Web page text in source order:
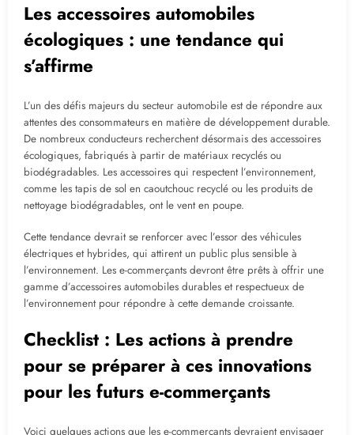
Les accessoires automobiles
écologiques : une tendance qui
s’affirme
L’un des défis majeurs du secteur automobile est de répondre aux
attentes des consommateurs en matière de développement durable.
De nombreux conducteurs recherchent désormais des accessoires
écologiques, fabriqués à partir de matériaux recyclés ou
biodégradables. Les accessoires qui respectent l’environnement,
comme les tapis de sol en caoutchouc recyclé ou les produits de
nettoyage biodégradables, ont le vent en poupe.
Cette tendance devrait se renforcer avec l’essor des véhicules
électriques et hybrides, qui attirent un public plus sensible à
l’environnement. Les e-commerçants devront être prêts à offrir une
gamme d’accessoires automobiles durables et respectueux de
l’environnement pour répondre à cette demande croissante.
Checklist : Les actions à prendre
pour se préparer à ces innovations
pour les futurs e-commerçants
Voici quelques actions que les e-commerçants devraient envisager